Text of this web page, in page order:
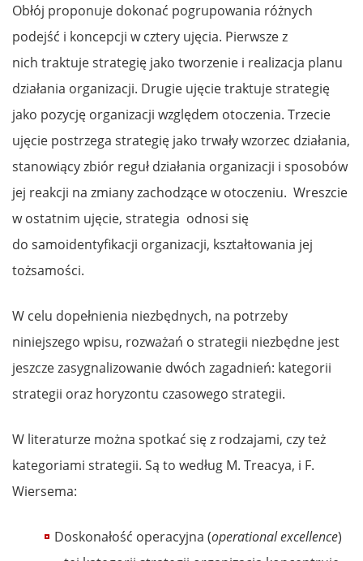
Obłój proponuje dokonać pogrupowania różnych
podejść i koncepcji w cztery ujęcia. Pierwsze z
nich traktuje strategię jako tworzenie i realizacja planu
działania organizacji. Drugie ujęcie traktuje strategię
jako pozycję organizacji względem otoczenia. Trzecie
ujęcie postrzega strategię jako trwały wzorzec działania,
stanowiący zbiór reguł działania organizacji i sposobów
jej reakcji na zmiany zachodzące w otoczeniu. Wreszcie
w ostatnim ujęcie, strategia odnosi się
do samoidentyfikacji organizacji, kształtowania jej
tożsamości.
W celu dopełnienia niezbędnych, na potrzeby
niniejszego wpisu, rozważań o strategii niezbędne jest
jeszcze zasygnalizowanie dwóch zagadnień: kategorii
strategii oraz horyzontu czasowego strategii.
W literaturze można spotkać się z rodzajami, czy też
kategoriami strategii. Są to według M. Treacya, i F.
Wiersema:
Doskonałość operacyjna (operational excellence)